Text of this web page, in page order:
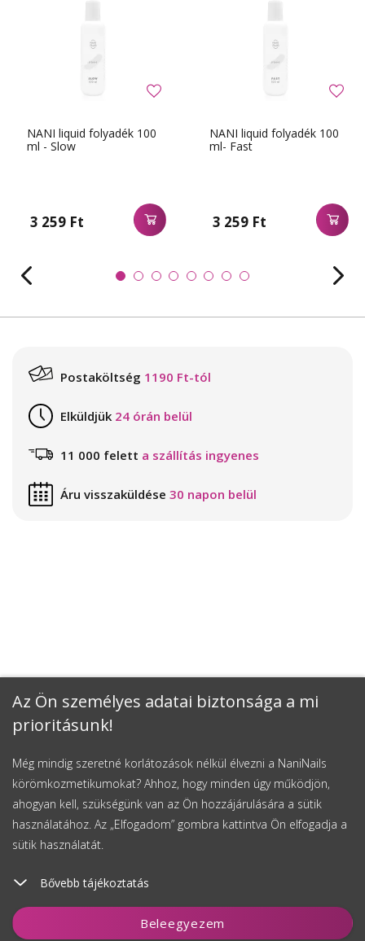
Az Ön személyes adatai biztonsága a mi
prioritásunk!
Még mindig szeretné korlátozások nélkül élvezni a NaniNails
körömkozmetikumokat? Ahhoz, hogy minden úgy működjön,
ahogyan kell, szükségünk van az Ön hozzájárulására a sütik
használatához. Az „Elfogadom” gombra kattintva Ön elfogadja a
sütik használatát.
Bővebb tájékoztatás
Beleegyezem
Kosárhoz ad
NANI liquid folyadék 100
ml - Slow
3 259 Ft
NANI liquid folyadék 100
ml- Fast
3 259 Ft
Postaköltség 1190 Ft-tól
Elküldjük 24 órán belül
11 000 felett a szállítás ingyenes
Áru visszaküldése 30 napon belül